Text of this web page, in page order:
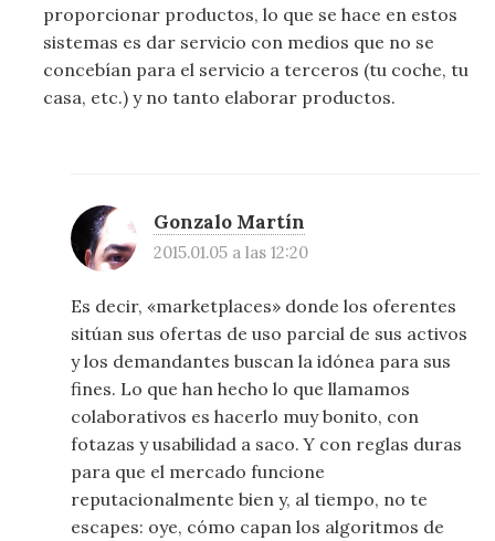
proporcionar productos, lo que se hace en estos
sistemas es dar servicio con medios que no se
concebían para el servicio a terceros (tu coche, tu
casa, etc.) y no tanto elaborar productos.
Gonzalo Martín
2015.01.05 a las 12:20
Es decir, «marketplaces» donde los oferentes
sitúan sus ofertas de uso parcial de sus activos
y los demandantes buscan la idónea para sus
fines. Lo que han hecho lo que llamamos
colaborativos es hacerlo muy bonito, con
fotazas y usabilidad a saco. Y con reglas duras
para que el mercado funcione
reputacionalmente bien y, al tiempo, no te
escapes: oye, cómo capan los algoritmos de